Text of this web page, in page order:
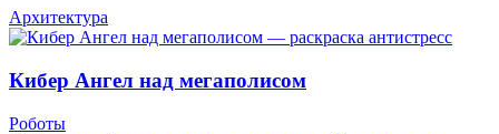
Архитектура
Кибер Ангел над мегаполисом
Роботы